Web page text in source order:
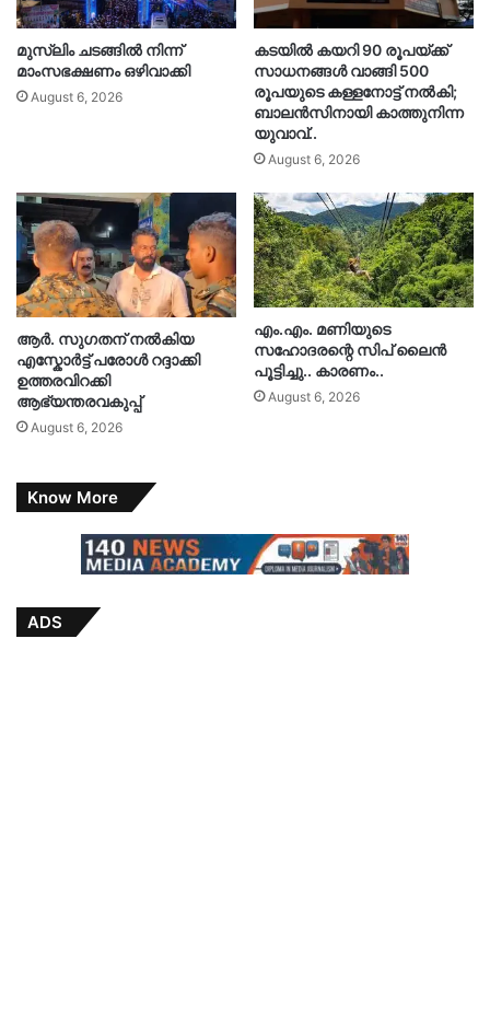
മുസ്‌ലിം ചടങ്ങിൽ നിന്ന്
മാംസഭക്ഷണം ഒഴിവാക്കി
August 6, 2026
കടയിൽ കയറി 90 രൂപയ്ക്ക്
സാധനങ്ങൾ വാങ്ങി 500
രൂപയുടെ കള്ളനോട്ട് നൽകി;
ബാലൻസിനായി കാത്തുനിന്ന
യുവാവ്..
August 6, 2026
ആർ. സു​ഗതന് നൽകിയ
എസ്കോർട്ട് പരോൾ റദ്ദാക്കി
ഉത്തരവിറക്കി
ആഭ്യന്തരവകുപ്പ്
August 6, 2026
എം.എം. മണിയുടെ
സഹോദരന്റെ സിപ് ലൈൻ
പൂട്ടിച്ചു.. കാരണം..
August 6, 2026
Know More
ADS